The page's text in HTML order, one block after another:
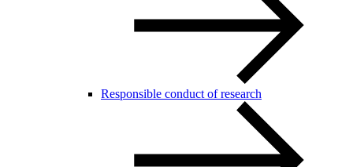
Responsible conduct of research